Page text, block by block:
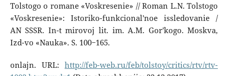
Tolstogo o romane «Voskresenie» // Roman L.N. Tolstogo
«Voskresenie»: Istoriko-funkcional'noe issledovanie /
AN SSSR. In-t mirovoj lit. im. A.M. Gor'kogo. Moskva,
Izd-vo «Nauka». S. 100−165.
onlajn. URL:http://feb-web.ru/feb/tolstoy/critics/rtv/rtv-